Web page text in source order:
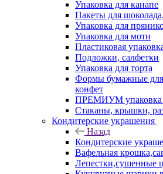
Упаковка для канапе
Пакеты для
Упаковка для
Упаковка для моти
Пластиковая
Подложки, салфетки
Упаковка для торта
Формы бумажные
конфет
ПРЕМИУМ упаковка
Стаканы, крышки,
Кондитерские украшения
Назад
Кондитерские
Вафельная
Лепестки,сушенные